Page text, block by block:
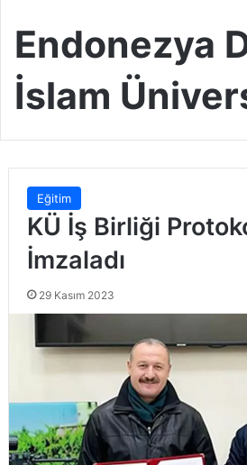
Endonezya
İslam
Eğitim
KÜ İş Birliği
İmzaladı
29 Kasım 2023